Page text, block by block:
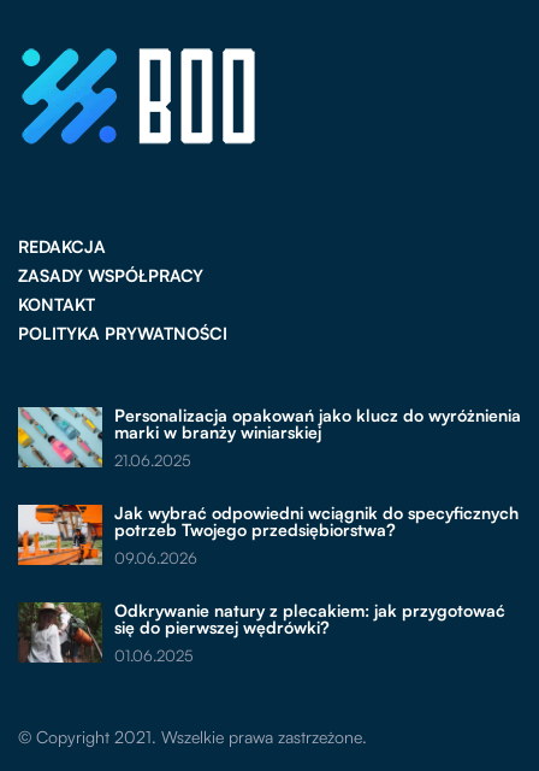
REDAKCJA
ZASADY WSPÓŁPRACY
KONTAKT
POLITYKA PRYWATNOŚCI
Personalizacja opakowań jako klucz do wyróżnienia
marki w branży winiarskiej
21.06.2025
Jak wybrać odpowiedni wciągnik do specyficznych
potrzeb Twojego przedsiębiorstwa?
09.06.2026
Odkrywanie natury z plecakiem: jak przygotować
się do pierwszej wędrówki?
01.06.2025
© Copyright 2021. Wszelkie prawa zastrzeżone.